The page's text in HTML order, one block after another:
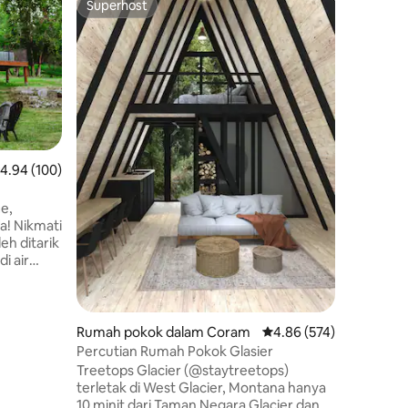
purata 4.94 daripada 5, 100 ulasan
4.94 (100)
Nikmati
ditarik
air
Superhost
Superhost
Rumah pokok dalam Coram Penarafan purata 4.86
4.86 (574)
Percutian Rumah Pokok Glasier
Treetops Glacier (@staytreetops)
terletak di West Glacier, Montana hanya
10 minit dari Taman Negara Glacier dan